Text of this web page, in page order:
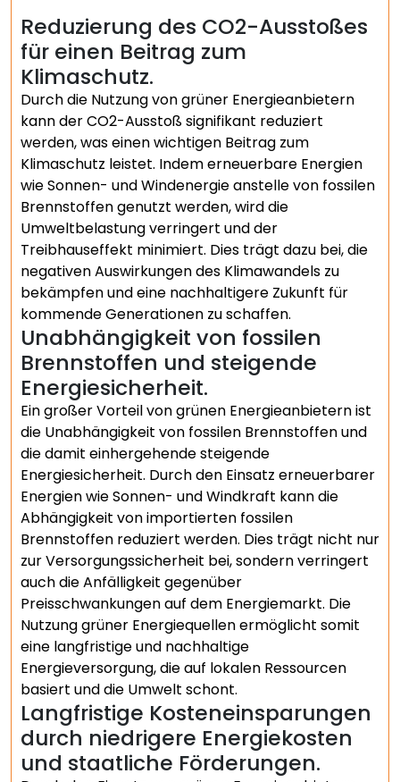
Reduzierung des CO2-Ausstoßes
für einen Beitrag zum
Klimaschutz.
Durch die Nutzung von grüner Energieanbietern
kann der CO2-Ausstoß signifikant reduziert
werden, was einen wichtigen Beitrag zum
Klimaschutz leistet. Indem erneuerbare Energien
wie Sonnen- und Windenergie anstelle von fossilen
Brennstoffen genutzt werden, wird die
Umweltbelastung verringert und der
Treibhauseffekt minimiert. Dies trägt dazu bei, die
negativen Auswirkungen des Klimawandels zu
bekämpfen und eine nachhaltigere Zukunft für
kommende Generationen zu schaffen.
Unabhängigkeit von fossilen
Brennstoffen und steigende
Energiesicherheit.
Ein großer Vorteil von grünen Energieanbietern ist
die Unabhängigkeit von fossilen Brennstoffen und
die damit einhergehende steigende
Energiesicherheit. Durch den Einsatz erneuerbarer
Energien wie Sonnen- und Windkraft kann die
Abhängigkeit von importierten fossilen
Brennstoffen reduziert werden. Dies trägt nicht nur
zur Versorgungssicherheit bei, sondern verringert
auch die Anfälligkeit gegenüber
Preisschwankungen auf dem Energiemarkt. Die
Nutzung grüner Energiequellen ermöglicht somit
eine langfristige und nachhaltige
Energieversorgung, die auf lokalen Ressourcen
basiert und die Umwelt schont.
Langfristige Kosteneinsparungen
durch niedrigere Energiekosten
und staatliche Förderungen.